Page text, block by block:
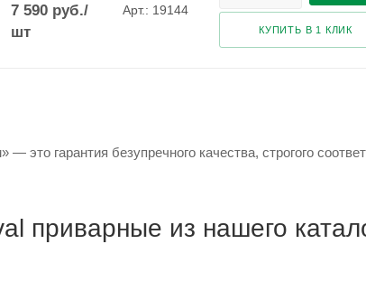
7 590руб./
шт
Арт.: 19144
КУПИТЬ В 1 КЛИК
гарантия безупречного качества, строгого
приварные из нашего